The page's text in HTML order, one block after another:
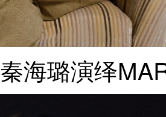
秦海璐演绎